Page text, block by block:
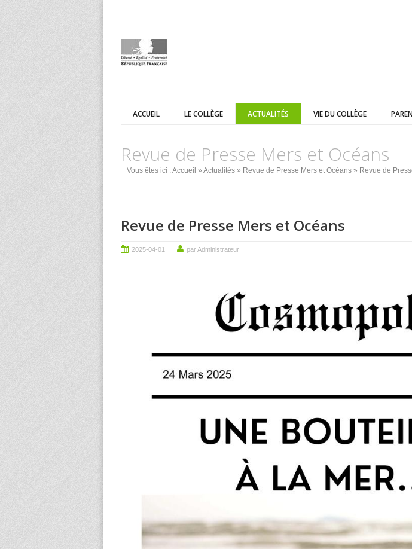
ACCUEIL LE COLLÈGE ACTUALITÉS VIE DU COLLÈGE
Revue de Presse Mers et Océans
Vous êtes ici :Accueil » Actualités » Revue de Presse Mers et Océans » Revue de
Revue de Presse Mers et Océans
2025-04-01 par Administrateur